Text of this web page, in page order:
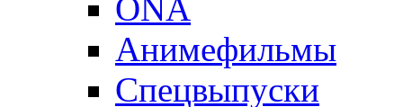
ONA
Анимефильмы
Спецвыпуски